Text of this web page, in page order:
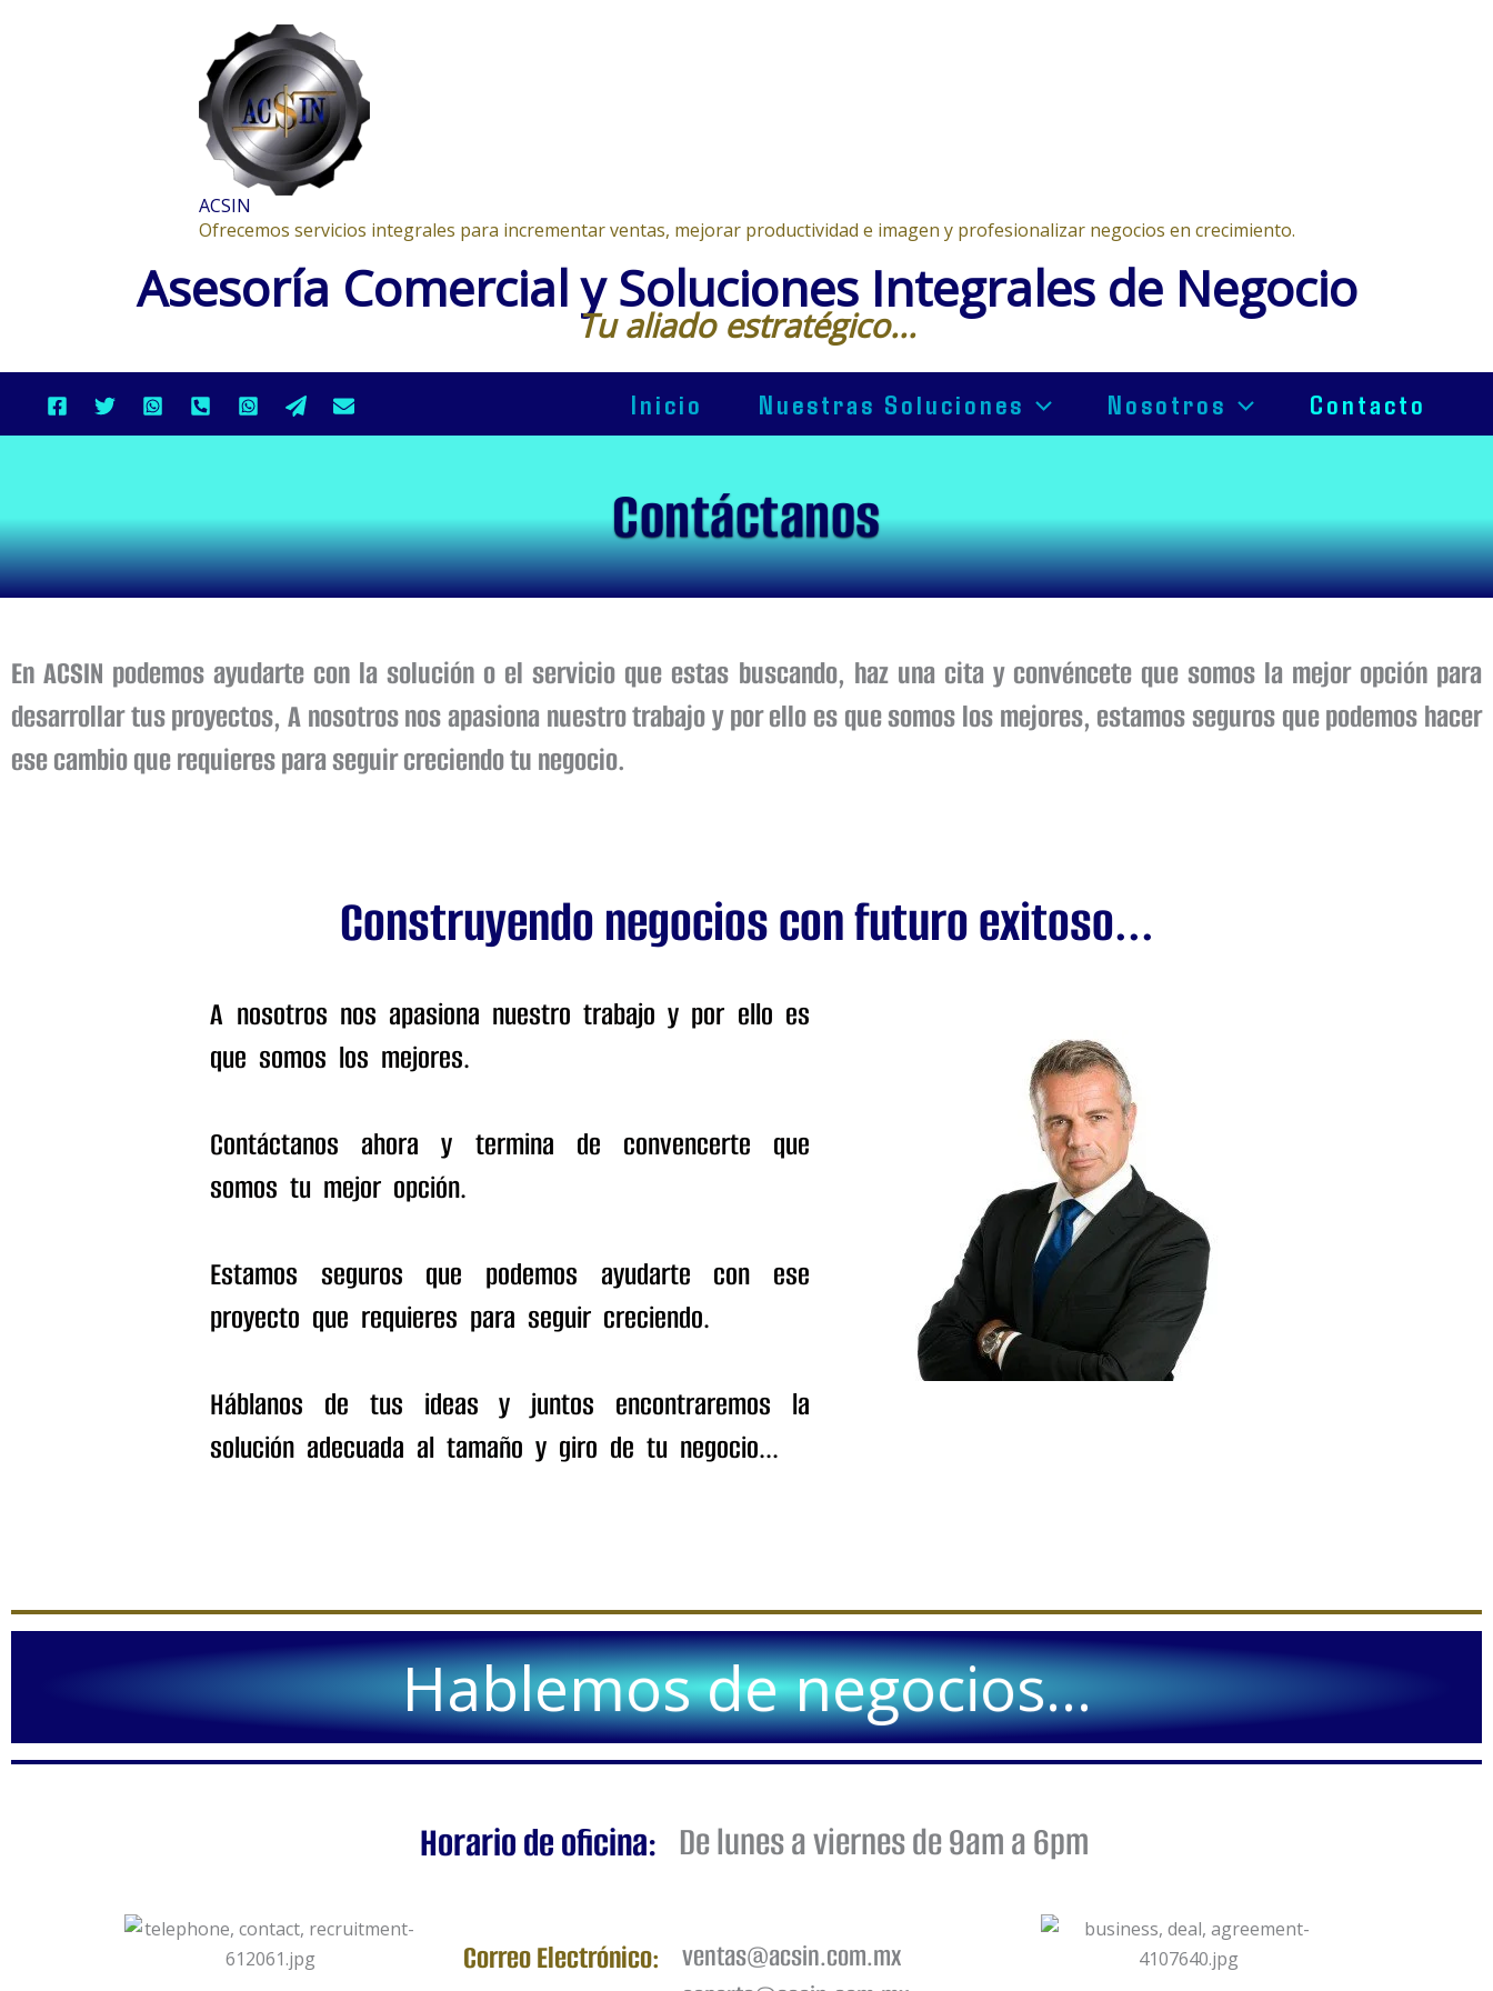
ACSIN
Ofrecemos servicios integrales para incrementar ventas, mejorar productividad e imagen y profesionalizar negocios en crecimiento.
Asesoría Comercial y Soluciones Integrales de Negocio
Tu aliado estratégico...
Inicio Nuestras Soluciones Nosotros Contacto
Contáctanos
En ACSIN podemos ayudarte con la solución o el servicio que estas buscando, haz una cita y convéncete que somos la mejor opción para
desarrollar tus proyectos, A nosotros nos apasiona nuestro trabajo y por ello es que somos los mejores, estamos seguros que podemos hacer
ese cambio que requieres para seguir creciendo tu negocio.
Construyendo negocios con futuro exitoso...
A nosotros nos apasiona nuestro trabajo y por ello es
que somos los mejores.
Contáctanos ahora y termina de convencerte que
somos tu mejor opción.
Estamos seguros que podemos ayudarte con ese
proyecto que requieres para seguir creciendo.
Háblanos de tus ideas y juntos encontraremos la
solución adecuada al tamaño y giro de tu negocio...
Hablemos de negocios...
Horario de oficina: De lunes a viernes de 9am a 6pm
Correo Electrónico:
ventas@acsin.com.mx